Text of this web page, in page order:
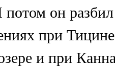
он
при
и при